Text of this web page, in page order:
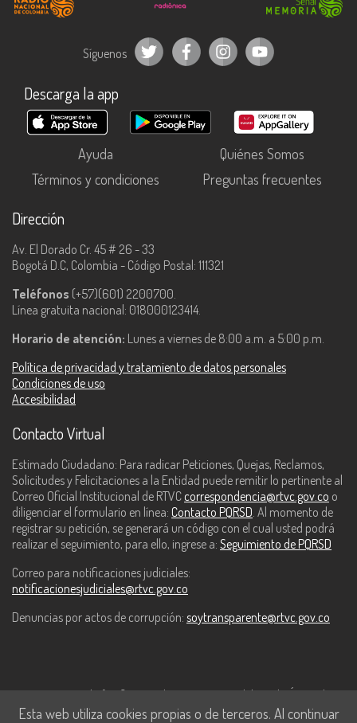
Síguenos
Descarga la app
Ayuda
Quiénes Somos
Términos y condiciones
Preguntas frecuentes
Dirección
Av. El Dorado Cr. 45 # 26 - 33
Bogotá D.C, Colombia - Código Postal: 111321
Teléfonos (+57)(601) 2200700.
Línea gratuita nacional: 018000123414.
Horario de atención: Lunes a viernes de 8:00 a.m. a 5:00 p.m.
Política de privacidad y tratamiento de datos personales
Condiciones de uso
Accesibilidad
Contacto Virtual
Estimado Ciudadano: Para radicar Peticiones, Quejas, Reclamos,
Solicitudes y Felicitaciones a la Entidad puede remitir lo pertinente al
Correo Oficial Institucional de RTVC correspondencia@rtvc.gov.co o
diligenciar el formulario en línea: Contacto PQRSD. Al momento de
registrar su petición, se generará un código con el cual usted podrá
realizar el seguimiento, para ello, ingrese a: Seguimiento de PQRSD
Correo para notificaciones judiciales:
notificacionesjudiciales@rtvc.gov.co
Denuncias por actos de corrupción: soytransparente@rtvc.gov.co
Este contenido fue financiado con recursos del Fondo Único de
Tecnologías de la Información y las Comunicaciones de MinTic.
Esta web utiliza cookies propias o de terceros. Al continuar